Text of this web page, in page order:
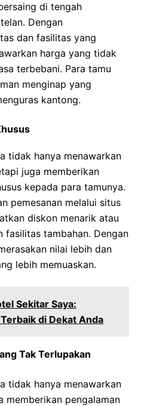
di tengah
Dengan
dan fasilitas yang
harga yang tidak
terbebani. Para tamu
menginap yang
kantong.
tidak hanya menawarkan
juga memberikan
kepada para tamunya.
pemesanan melalui situs
diskon menarik atau
fasilitas tambahan. Dengan
nilai lebih dan
lebih memuaskan.
Sekitar Saya:
di Dekat Anda
Tak Terlupakan
tidak hanya menawarkan
memberikan pengalaman